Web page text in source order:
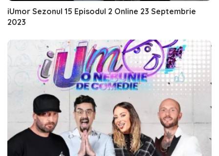
iUmor Sezonul 15 Episodul 2 Online 23 Septembrie
2023